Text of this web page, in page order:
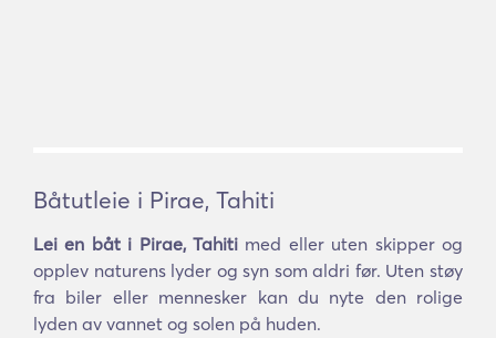
Båtutleie i Pirae, Tahiti
Lei en båt i Pirae, Tahiti med eller uten skipper og
opplev naturens lyder og syn som aldri før. Uten støy
fra biler eller mennesker kan du nyte den rolige
lyden av vannet og solen på huden.